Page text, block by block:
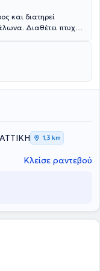
και διατηρεί
Διαθέτει πτυχίο
Οφθαλμολογία, στο
εργαστεί ως
πλήθος
και είναι μέλος
1,3 km
Κλείσε ραντεβού